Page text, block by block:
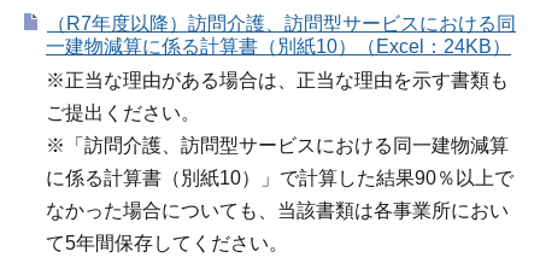
（R7年度以降）訪問介護、訪問型サービスにおける同
一建物減算に係る計算書（別紙10）（Excel：24KB）
※正当な理由がある場合は、正当な理由を示す書類も
ご提出ください。
※「訪問介護、訪問型サービスにおける同一建物減算
に係る計算書（別紙10）」で計算した結果90％以上で
なかった場合についても、当該書類は各事業所におい
て5年間保存してください。